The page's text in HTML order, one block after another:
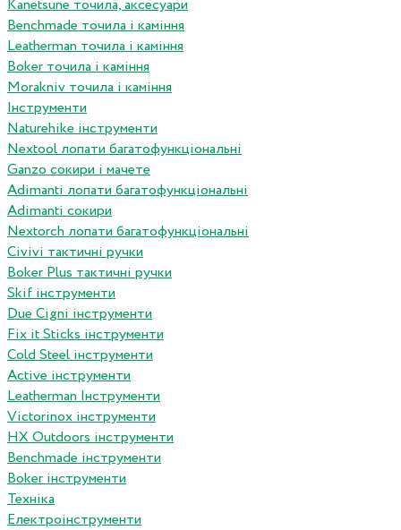
Kanetsune точила, аксесуари
Benchmade точила і каміння
Leatherman точила і каміння
Boker точила і каміння
Morakniv точила і каміння
Інструменти
Naturehike інструменти
Nextool лопати багатофункціональні
Ganzo сокири і мачете
Adimanti лопати багатофункціональні
Adimanti сокири
Nextorch лопати багатофункціональні
Сivivi тактичні ручки
Boker Plus тактичні ручки
Skif інструменти
Due Cigni інструменти
Fix it Sticks інструменти
Сold Steel інструменти
Active інструменти
Leatherman Інструменти
Victorinox інструменти
HX Outdoors інструменти
Benchmade інструменти
Boker інструменти
Техніка
Електроінструменти